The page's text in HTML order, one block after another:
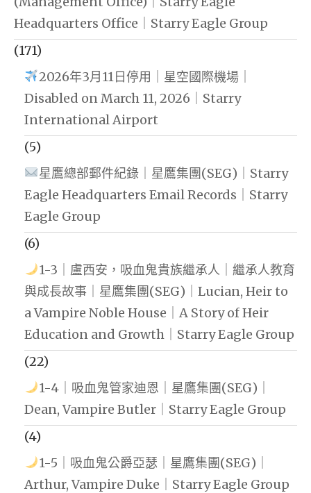
Headquarters Office｜Starry Eagle Group
(171)
2026年3月11日停用｜星空國際機場｜
Disabled on March 11, 2026｜Starry
International Airport
(5)
星鷹總部郵件紀錄｜星鷹集團(SEG)｜Starry
Eagle Headquarters Email Records｜Starry
Eagle Group
(6)
1-3｜盧西安，吸血鬼貴族繼承人｜繼承人教育
與成長故事｜星鷹集團(SEG)｜Lucian, Heir to
a Vampire Noble House｜A Story of Heir
Education and Growth｜Starry Eagle Group
(22)
1-4｜吸血鬼管家迪恩｜星鷹集團(SEG)｜
Dean, Vampire Butler｜Starry Eagle Group
(4)
1-5｜吸血鬼公爵亞瑟｜星鷹集團(SEG)｜
Arthur, Vampire Duke｜Starry Eagle Group